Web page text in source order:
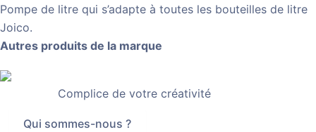
Pompe de litre qui s’adapte à toutes les bouteilles de litre
Joico.
Autres produits de la marque
Complice de votre créativité
Qui sommes-nous ?